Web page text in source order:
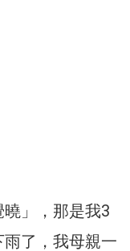
」，那是我3
了，我母親一